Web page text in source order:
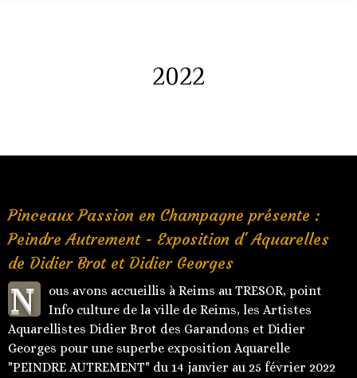
2022
Pinceaux Passion en Champagne présente :
Peindre Autrement - Exposition d' Aquarelles
de Didier Brot et Didier Georges
N
ous avons accueillis à Reims au TRESOR, point
Info culture de la ville de Reims, les Artistes
Aquarellistes Didier Brot des Garandons et Didier
Georges pour une superbe exposition Aquarelle
"PEINDRE AUTREMENT" du 14 janvier au 25 février 2022